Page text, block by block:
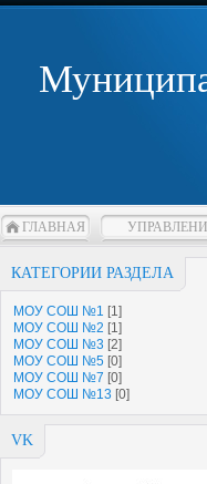
ГЛАВНАЯ
КАТЕГОРИИ РАЗДЕЛА
МОУ СОШ №1 [1]
МОУ СОШ №2 [1]
МОУ СОШ №3 [2]
МОУ СОШ №5 [0]
МОУ СОШ №7 [0]
МОУ СОШ №13 [0]
VK